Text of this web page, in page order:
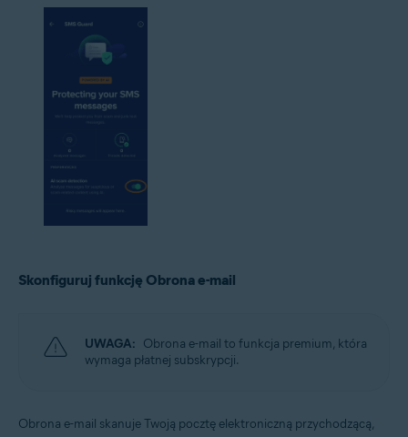
Skonfiguruj funkcję Obrona e-mail
UWAGA: Obrona e-mail to funkcja premium, która
wymaga płatnej subskrypcji.
Obrona e-mail skanuje Twoją pocztę elektroniczną przychodzącą,